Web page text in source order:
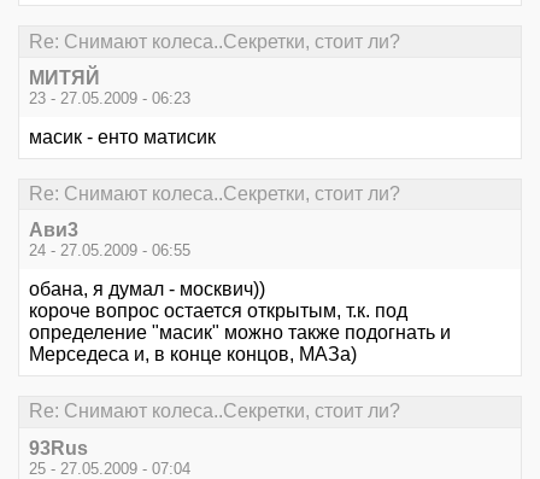
Re: Снимают колеса..Секретки, стоит ли?
МИТЯЙ
23 - 27.05.2009 - 06:23
масик - енто матисик
Re: Снимают колеса..Секретки, стоит ли?
Ави3
24 - 27.05.2009 - 06:55
обана, я думал - москвич))
короче вопрос остается открытым, т.к. под
определение "масик" можно также подогнать и
Мерседеса и, в конце концов, МАЗа)
Re: Снимают колеса..Секретки, стоит ли?
93Rus
25 - 27.05.2009 - 07:04